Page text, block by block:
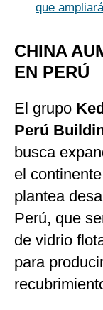
que
CHINA
EN PERÚ
El grupo
Perú
busca
el
plantea
Perú, que
de vidrio
para